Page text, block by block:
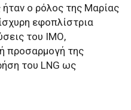
ο ρόλος της Μαρίας
εφοπλίστρια
του ΙΜΟ,
προσαρμογή της
του LNG ως